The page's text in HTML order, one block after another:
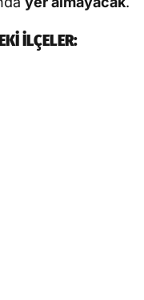
İLÇELER: